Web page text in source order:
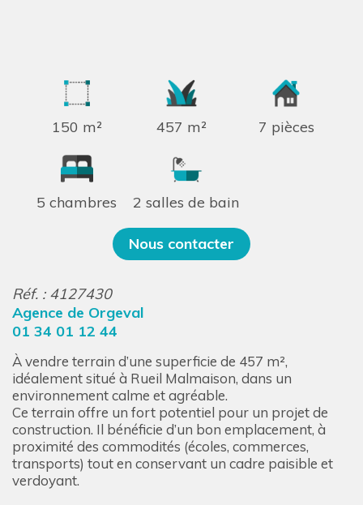
150 m² 457 m² 7 pièces
5 chambres 2 salles de bain
Nous contacter
Réf. : 4127430
Agence de Orgeval
01 34 01 12 44
À vendre terrain d’une superficie de 457 m²,
idéalement situé à Rueil Malmaison, dans un
environnement calme et agréable.
Ce terrain offre un fort potentiel pour un projet de
construction. Il bénéficie d’un bon emplacement, à
proximité des commodités (écoles, commerces,
transports) tout en conservant un cadre paisible et
verdoyant.